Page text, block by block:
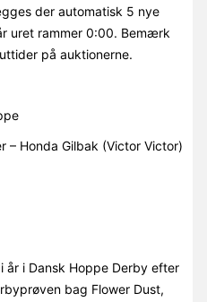
der automatisk 5 nye
uret rammer 0:00. Bemærk
på auktionerne.
– Honda Gilbak (Victor Victor)
år i Dansk Hoppe Derby efter
bag Flower Dust,